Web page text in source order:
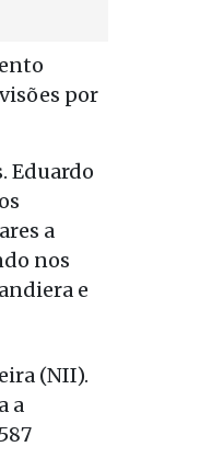
por
Eduardo
a
nos
e
(NII).
a